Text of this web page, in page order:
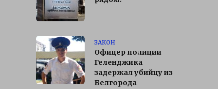
ЗАКОН
Офицер полиции
Геленджика
задержал убийцу из
Белгорода